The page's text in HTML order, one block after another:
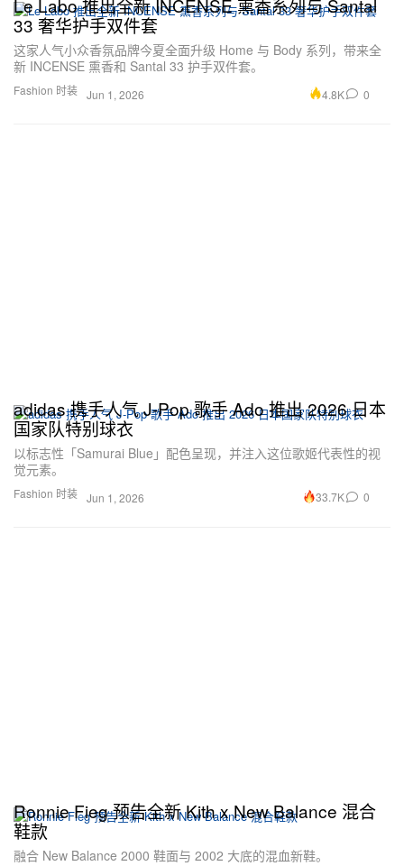
Fashion 时装
Le Labo 推出全新 INCENSE 熏香系列与 Santal
33 奢华护手双件套
这家人气小众香氛品牌今夏全面升级 Home 与 Body 系列，带来全
新 INCENSE 熏香和 Santal 33 护手双件套。
Jun 1, 2026 4.8K 0
Fashion 时装
adidas 携手人气 J‑Pop 歌手 Ado 推出 2026 日本
国家队特别球衣
以标志性「Samurai Blue」配色呈现，并注入这位歌姬代表性的视
觉元素。
Jun 1, 2026 33.7K 0
Ronnie Fieg 预告全新 Kith x New Balance 混合
鞋款
融合 New Balance 2000 鞋面与 2002 大底的混血新鞋。